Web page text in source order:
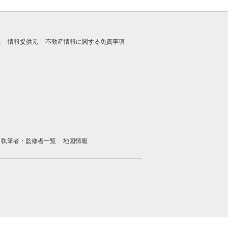
情報提供元 不動産情報に関する免責事項
執筆者・監修者一覧 地図情報